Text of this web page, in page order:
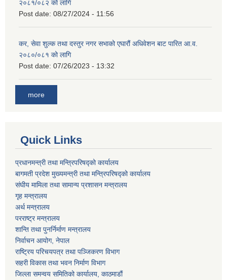
२०८१/०८२ को लागि
Post date: 08/27/2024 - 11:56
कर, सेवा शुल्क तथा दस्तुर नगर सभाको एघारौं अधिवेशन बाट पारित आ.व.
२०८०/०८१ को लागि
Post date: 07/26/2023 - 13:32
more
Quick Links
प्रधानमन्त्री तथा मन्त्रिपरिषद्को कार्यालय
बागमती प्रदेश मुख्यमन्त्री तथा मन्त्रिपरिषद्को कार्यालय
संघीय मामिला तथा सामान्य प्रशासन मन्त्रालय
गृह मन्त्रालय
अर्थ मन्त्रालय
परराष्ट्र मन्त्रालय
शान्ति तथा पुनर्निर्माण मन्त्रालय
निर्वाचन आयोग, नेपाल
राष्ट्रिय परिचयपत्र तथा पञ्जिकरण विभाग
सहरी विकास तथा भवन निर्माण विभाग
जिल्ला समन्वय समितिको कार्यालय, काठमाडौं